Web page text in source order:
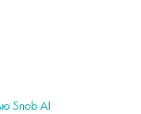
Snob AI